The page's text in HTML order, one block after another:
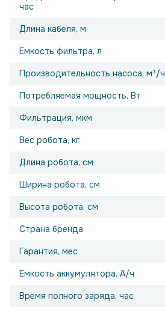
час
Длина кабеля, м
Емкость фильтра, л
Производительность насоса, м³/ч
Потребляемая мощность, Вт
Фильтрация, мкм
Вес робота, кг
Длина робота, см
Ширина робота, см
Высота робота, см
Страна бренда
Гарантия, мес
Емкость аккумулятора, А/ч
Время полного заряда, час